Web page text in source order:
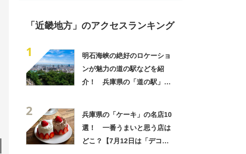
「近畿地方」のアクセスランキング
1
明石海峡の絶好のロケーショ
ンが魅力の道の駅などを紹
介！ 兵庫県の「道の駅」お
2
兵庫県の「ケーキ」の名店10
選！ 一番うまいと思う店は
どこ？【7月12日は「デコレ